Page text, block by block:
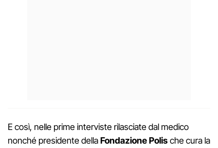
E così, nelle prime interviste rilasciate dal medico
nonché presidente dellaFondazione Polische cura la